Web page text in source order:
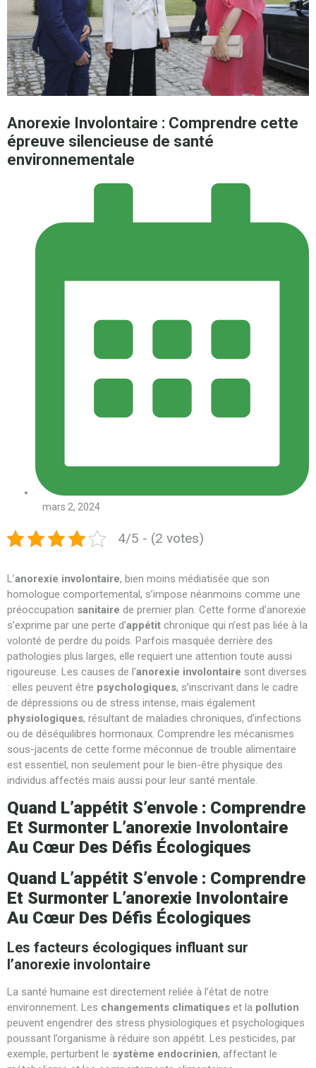
Anorexie Involontaire : Comprendre cette
épreuve silencieuse de santé
environnementale
mars 2, 2024
4/5 - (2 votes)
L’anorexie involontaire, bien moins médiatisée que son
homologue comportemental, s’impose néanmoins comme une
préoccupation sanitaire de premier plan. Cette forme d’anorexie
s’exprime par une perte d’appétit chronique qui n’est pas liée à la
volonté de perdre du poids. Parfois masquée derrière des
pathologies plus larges, elle requiert une attention toute aussi
rigoureuse. Les causes de l’anorexie involontaire sont diverses
: elles peuvent être psychologiques, s’inscrivant dans le cadre
de dépressions ou de stress intense, mais également
physiologiques, résultant de maladies chroniques, d’infections
ou de déséquilibres hormonaux. Comprendre les mécanismes
sous-jacents de cette forme méconnue de trouble alimentaire
est essentiel, non seulement pour le bien-être physique des
individus affectés mais aussi pour leur santé mentale.
Quand L’appétit S’envole : Comprendre
Et Surmonter L’anorexie Involontaire
Au Cœur Des Défis Écologiques
Quand L’appétit S’envole : Comprendre
Et Surmonter L’anorexie Involontaire
Au Cœur Des Défis Écologiques
Les facteurs écologiques influant sur
l’anorexie involontaire
La santé humaine est directement reliée à l’état de notre
environnement. Les changements climatiques et la pollution
peuvent engendrer des stress physiologiques et psychologiques
poussant l’organisme à réduire son appétit. Les pesticides, par
exemple, perturbent le système endocrinien, affectant le